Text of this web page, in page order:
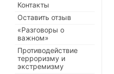
Контакты
Оставить отзыв
«Разговоры о
важном»
Противодействие
терроризму и
экстремизму